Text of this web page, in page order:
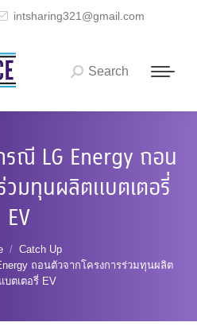
intsharing321@gmail.com
Search:
Search
รณี LG Energy ถอน
วมทุนผลิตแบตเตอรี่
EV
Catch Up
ถอนตัวจากโครงการร่วมทุนผลิต
แบตเตอรี่ EV